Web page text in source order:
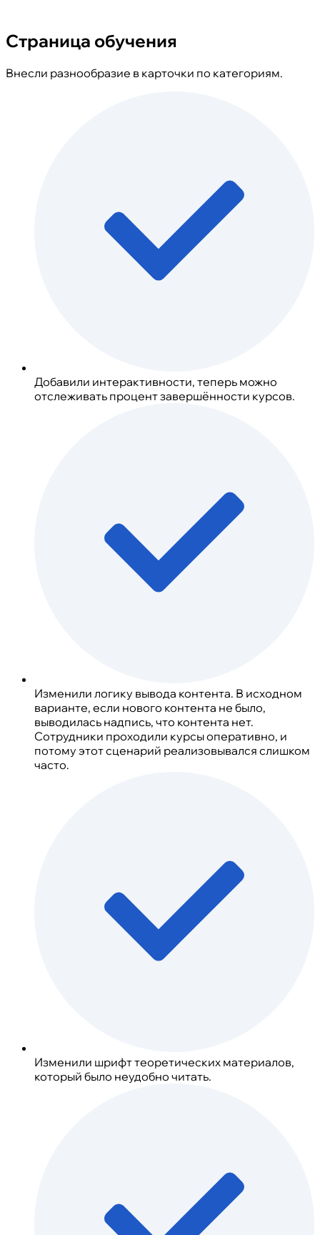
Страница обучения
Внесли разнообразие в карточки по категориям.
Добавили интерактивности, теперь можно
отслеживать процент завершённости курсов.
Изменили логику вывода контента. В исходном
варианте, если нового контента не было,
выводилась надпись, что контента нет.
Сотрудники проходили курсы оперативно, и
потому этот сценарий реализовывался слишком
часто.
Изменили шрифт теоретических материалов,
который было неудобно читать.